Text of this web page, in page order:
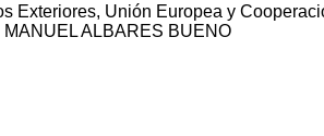
Exteriores, Unión Europea y
MANUEL ALBARES BUENO